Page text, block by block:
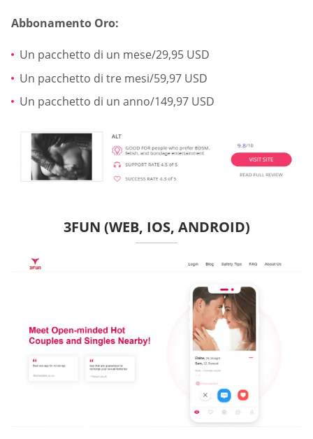
Abbonamento Oro:
Un pacchetto di un mese/29,95 USD
Un pacchetto di tre mesi/59,97 USD
Un pacchetto di un anno/149,97 USD
3FUN (WEB, IOS, ANDROID)